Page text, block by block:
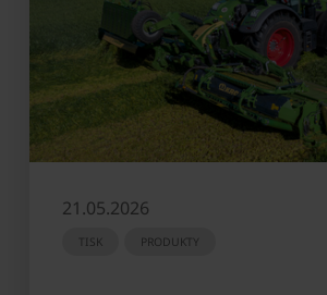
21.05.2026
TISK PRODUKTY